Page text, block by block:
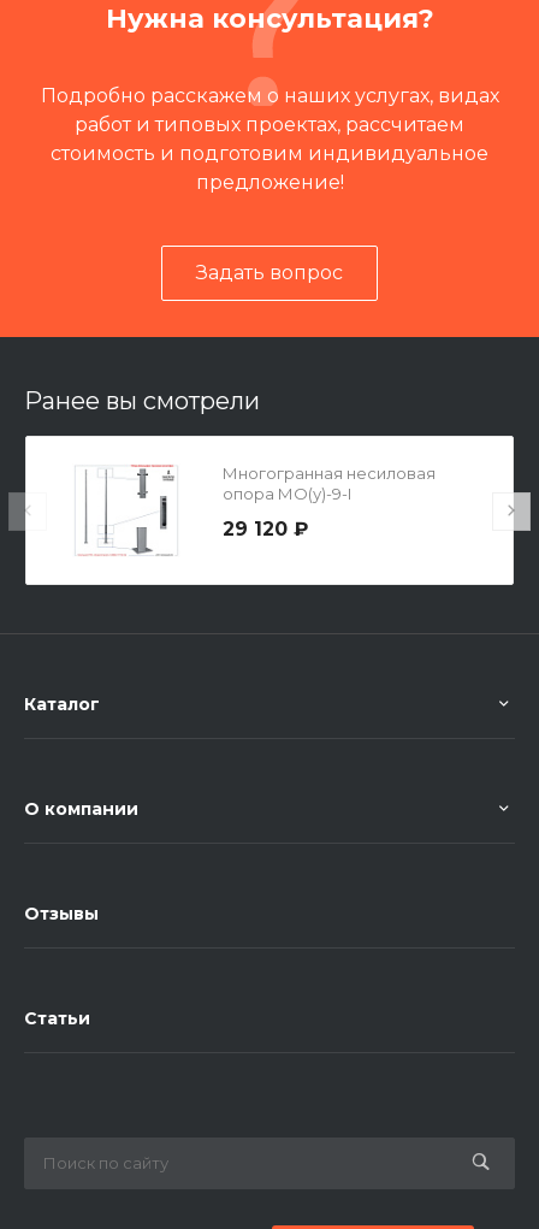
Нужна консультация?
Подробно расскажем о наших услугах, видах
работ и типовых проектах, рассчитаем
стоимость и подготовим индивидуальное
предложение!
Задать вопрос
Ранее вы смотрели
Многогранная несиловая
опора МО(у)-9-I
29 120 ₽
Каталог
О компании
Отзывы
Статьи